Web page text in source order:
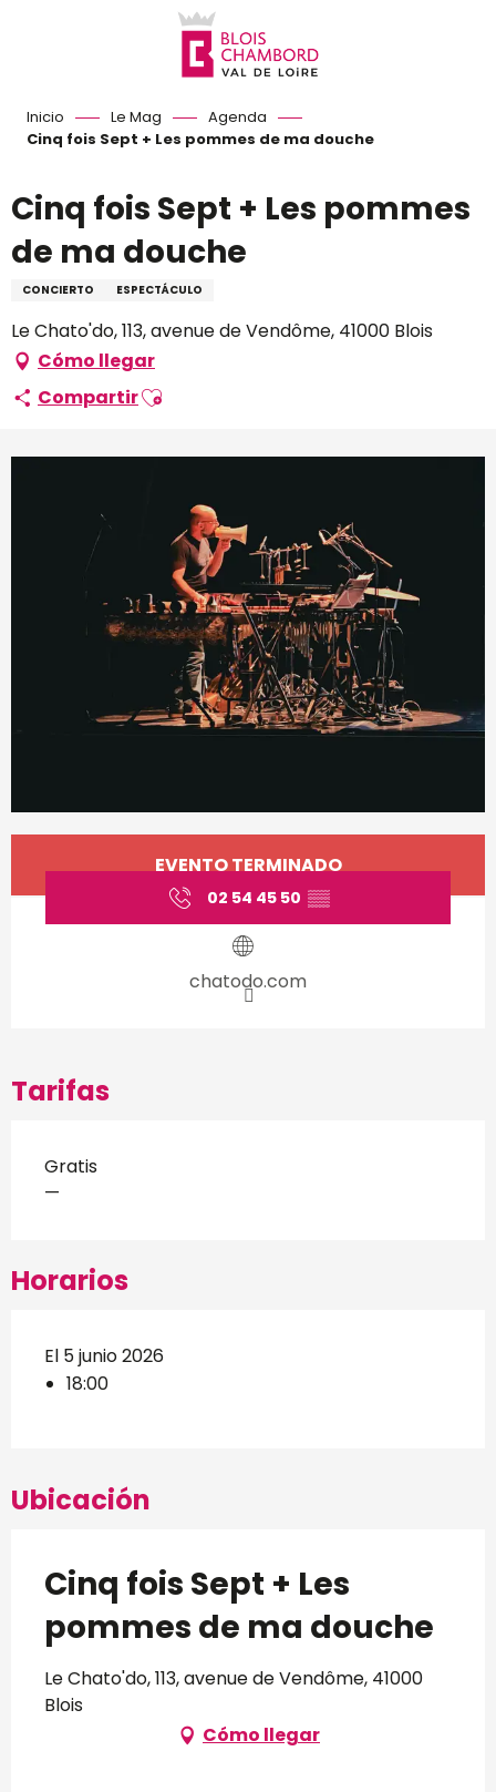
Inicio Le Mag
Agenda
Cinq fois Sept + Les pommes de ma douche
Cinq fois Sept + Les pommes
de ma douche
CONCIERTO ESPECTÁCULO
Le Chato'do, 113, avenue de Vendôme, 41000 Blois
Cómo llegar
CompartirAjouter aux favoris
Horarios y datos de
EVENTO TERMINADO
02 54 45 50 ▒▒
chatodo.com
Tarifas
Gratis
—
Horarios
El 5 junio 2026
18:00
Ubicación
Cinq fois Sept + Les
pommes de ma douche
Le Chato'do, 113, avenue de Vendôme, 41000
Blois
Cómo llegar